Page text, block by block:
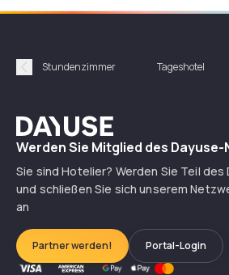
Précédent
Stundenzimmer Tageshotel
Dayuse
Werden Sie Mitglied des
Sie sind Hotelier? Werden Sie Teil
und schließen Sie sich unserem
an
Partner werden! Portal-Login